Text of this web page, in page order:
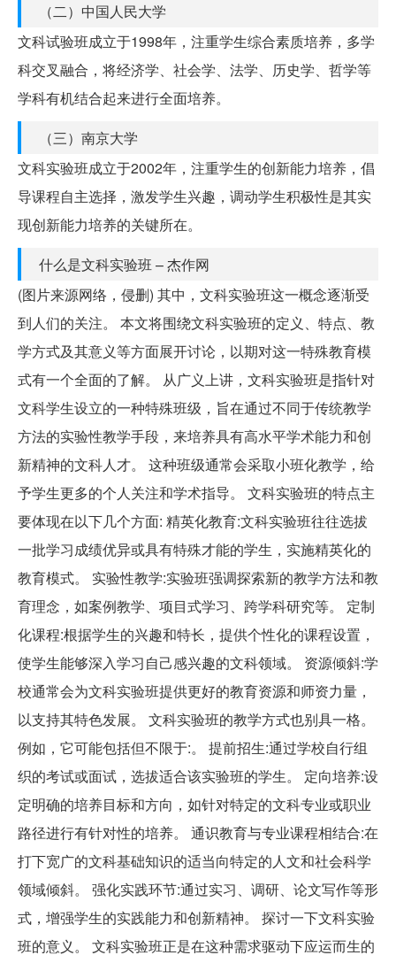
（二）中国人民大学
文科试验班成立于1998年，注重学生综合素质培养，多学
科交叉融合，将经济学、社会学、法学、历史学、哲学等
学科有机结合起来进行全面培养。
（三）南京大学
文科实验班成立于2002年，注重学生的创新能力培养，倡
导课程自主选择，激发学生兴趣，调动学生积极性是其实
现创新能力培养的关键所在。
什么是文科实验班 – 杰作网
(图片来源网络，侵删) 其中，文科实验班这一概念逐渐受
到人们的关注。 本文将围绕文科实验班的定义、特点、教
学方式及其意义等方面展开讨论，以期对这一特殊教育模
式有一个全面的了解。 从广义上讲，文科实验班是指针对
文科学生设立的一种特殊班级，旨在通过不同于传统教学
方法的实验性教学手段，来培养具有高水平学术能力和创
新精神的文科人才。 这种班级通常会采取小班化教学，给
予学生更多的个人关注和学术指导。 文科实验班的特点主
要体现在以下几个方面: 精英化教育:文科实验班往往选拔
一批学习成绩优异或具有特殊才能的学生，实施精英化的
教育模式。 实验性教学:实验班强调探索新的教学方法和教
育理念，如案例教学、项目式学习、跨学科研究等。 定制
化课程:根据学生的兴趣和特长，提供个性化的课程设置，
使学生能够深入学习自己感兴趣的文科领域。 资源倾斜:学
校通常会为文科实验班提供更好的教育资源和师资力量，
以支持其特色发展。 文科实验班的教学方式也别具一格。
例如，它可能包括但不限于:。 提前招生:通过学校自行组
织的考试或面试，选拔适合该实验班的学生。 定向培养:设
定明确的培养目标和方向，如针对特定的文科专业或职业
路径进行有针对性的培养。 通识教育与专业课程相结合:在
打下宽广的文科基础知识的适当向特定的人文和社会科学
领域倾斜。 强化实践环节:通过实习、调研、论文写作等形
式，增强学生的实践能力和创新精神。 探讨一下文科实验
班的意义。 文科实验班正是在这种需求驱动下应运而生的